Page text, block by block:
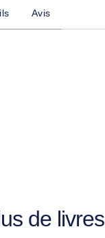
Avis
de livres